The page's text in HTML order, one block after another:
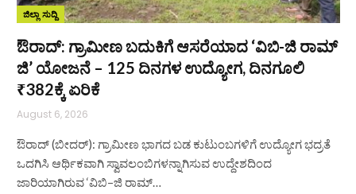
ಜಿಲ್ಲಾ ಸುದ್ದಿ
ಔರಾದ್: ಗ್ರಾಮೀಣ ಬದುಕಿಗೆ ಆಸರೆಯಾದ ‘ವಿಬಿ-ಜಿ ರಾಮ್
ಜಿ’ ಯೋಜನೆ – 125 ದಿನಗಳ ಉದ್ಯೋಗ, ದಿನಗೂಲಿ
₹382ಕ್ಕೆ ಏರಿಕೆ
August 6, 2026
ಔರಾದ್ (ಬೀದರ್): ಗ್ರಾಮೀಣ ಭಾಗದ ಬಡ ಕುಟುಂಬಗಳಿಗೆ ಉದ್ಯೋಗ ಭದ್ರತೆ
ಒದಗಿಸಿ ಆರ್ಥಿಕವಾಗಿ ಸ್ವಾವಲಂಬಿಗಳನ್ನಾಗಿಸುವ ಉದ್ದೇಶದಿಂದ
ಜಾರಿಯಾಗಿರುವ ‘ವಿಬಿ–ಜಿ ರಾಮ್…